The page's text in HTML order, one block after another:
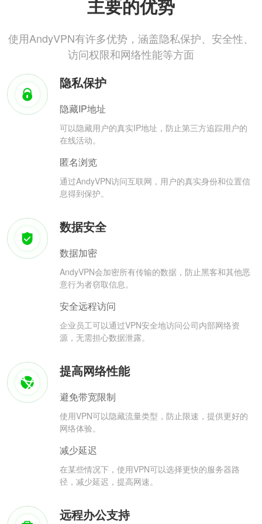
主要的优势
使用AndyVPN有许多优势，涵盖隐私保护、安全性、
访问权限和网络性能等方面
隐私保护
隐藏IP地址
可以隐藏用户的真实IP地址，防止第三方追踪用户的
在线活动。
匿名浏览
通过AndyVPN访问互联网，用户的真实身份和位置信
息得到保护。
数据安全
数据加密
AndyVPN会加密所有传输的数据，防止黑客和其他恶
意行为者窃取信息。
安全远程访问
企业员工可以通过VPN安全地访问公司内部网络资
源，无需担心数据泄露。
提高网络性能
避免带宽限制
使用VPN可以隐藏流量类型，防止限速，提供更好的
网络体验。
减少延迟
在某些情况下，使用VPN可以选择更快的服务器路
径，减少延迟，提高网速。
远程办公支持